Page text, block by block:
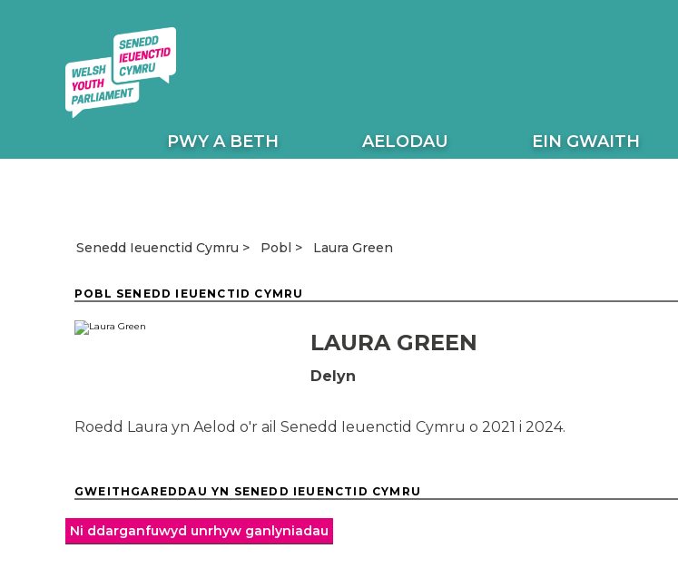
PWY A BETH AELODAU EIN GWAITH
Senedd Ieuenctid Cymru Pobl Laura Green
POBL SENEDD IEUENCTID CYMRU
LAURA GREEN
Delyn
Roedd Laura yn Aelod o'r ail Senedd Ieuenctid Cymru o 2021 i 2024.
GWEITHGAREDDAU YN SENEDD IEUENCTID CYMRU
Ni ddarganfuwyd unrhyw ganlyniadau